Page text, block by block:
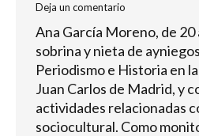
Deja un comentario
Ana García Moreno, de 20
sobrina y nieta de
Periodismo e Historia en
Juan Carlos de Madrid, y
actividades relacionadas
sociocultural. Como